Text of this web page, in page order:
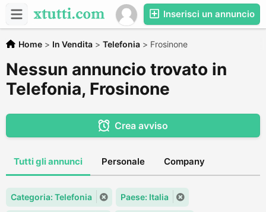
Inserisci un annuncio
Home > In Vendita > Telefonia > Frosinone
Nessun annuncio trovato in
Telefonia, Frosinone
Crea avviso
Tutti gli annunci Personale Company
Categoria: Telefonia Paese: Italia